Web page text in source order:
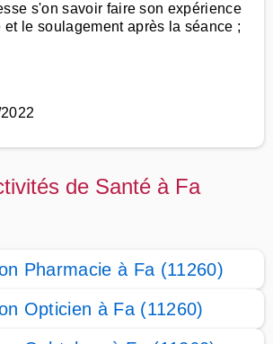
s'on savoir faire son expérience
le soulagement après la séance ;
de Santé à Fa
Pharmacie à Fa (11260)
Opticien à Fa (11260)